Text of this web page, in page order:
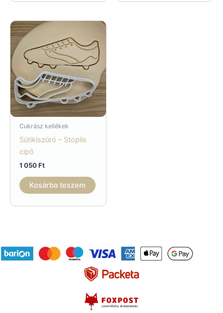
Cukrász kellékek
Sütikiszúró – Stoplis
cipő
1 050Ft
Kosárba teszem